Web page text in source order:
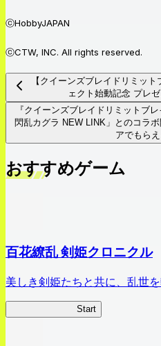
ⓒHobbyJAPAN
ⓒCTW, INC. All rights reserved.
【クイーンズブレイドリミッ
ェクト始動記念 プレ
『クイーンズブレイドリミットブ
閃乱カグラ NEW LINK」とのコラ
アでもらえ
おすすめゲーム
百花繚乱 剣姫クロニクル
美しき剣姫たちと共に、乱世
Start